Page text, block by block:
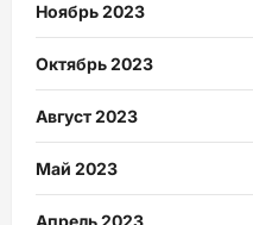
Ноябрь 2023
Октябрь 2023
Август 2023
Май 2023
Апрель 2023